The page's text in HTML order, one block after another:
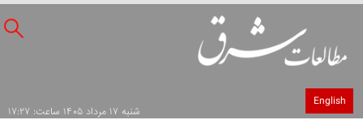
English
شنبه ۱۷ مرداد ۱۴۰۵ ساعت: ۱۷:۲۷